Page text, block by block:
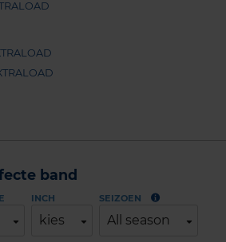
band
INCH
kies
SEIZOEN
All season